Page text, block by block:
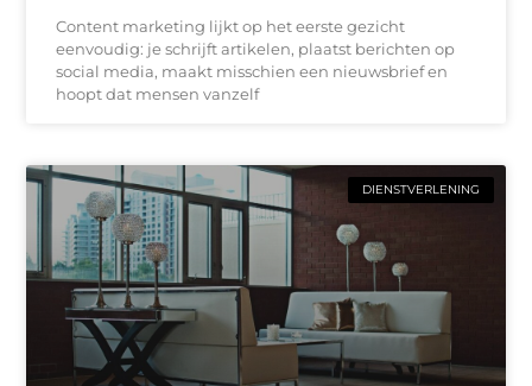
Content marketing lijkt op het eerste gezicht
eenvoudig: je schrijft artikelen, plaatst berichten op
social media, maakt misschien een nieuwsbrief en
hoopt dat mensen vanzelf
DIENSTVERLENING